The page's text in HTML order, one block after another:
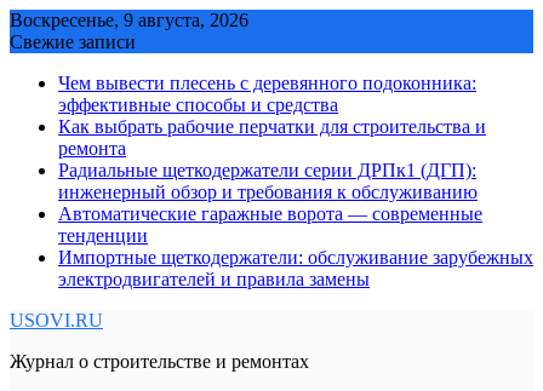
Skip
to
Воскресенье, 9 августа, 2026
Свежие записи
Чем вывести плесень с деревянного подоконника:
эффективные способы и средства
Как выбрать рабочие перчатки для строительства и
ремонта
Радиальные щеткодержатели серии ДРПк1 (ДГП):
инженерный обзор и требования к обслуживанию
Автоматические гаражные ворота — современные
тенденции
Импортные щеткодержатели: обслуживание зарубежных
электродвигателей и правила замены
USOVI.RU
Журнал о строительстве и ремонтах